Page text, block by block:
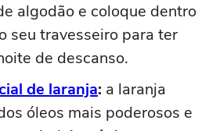
algodão e coloque dentro
seu travesseiro para ter
de descanso.
de laranja: a laranja
óleos mais poderosos e